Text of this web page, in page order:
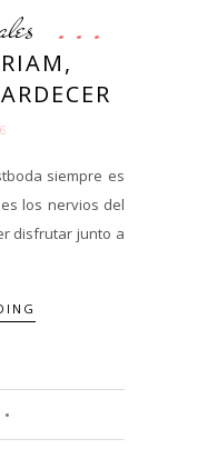
siempre es
los nervios del
disfrutar junto a